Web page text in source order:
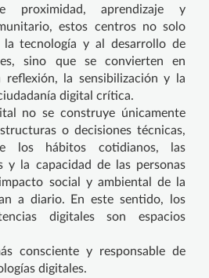
proximidad, aprendizaje y
estos centros no solo
tecnología y al desarrollo de
sino que se convierten en
reflexión, la sensibilización y la
digital crítica.
no se construye únicamente
o decisiones técnicas,
los hábitos cotidianos, las
y la capacidad de las personas
social y ambiental de la
a diario. En este sentido, los
digitales son espacios
consciente y responsable de
digitales.